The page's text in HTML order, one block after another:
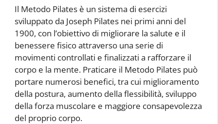
Il Metodo Pilates è un sistema di esercizi
sviluppato da Joseph Pilates nei primi anni del
1900, con l’obiettivo di migliorare la salute e il
benessere fisico attraverso una serie di
movimenti controllati e finalizzati a rafforzare il
corpo e la mente. Praticare il Metodo Pilates può
portare numerosi benefici, tra cui miglioramento
della postura, aumento della flessibilità, sviluppo
della forza muscolare e maggiore consapevolezza
del proprio corpo.